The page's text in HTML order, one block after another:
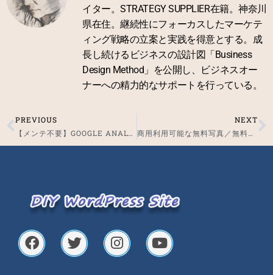
イター。STRATEGY SUPPLIER在籍。神奈川
県在住。継続性にフォーカスしたマーケテ
ィング戦略の立案と実践を得意とする。成
長し続けるビジネスの設計図「Business
Design Method」を公開し、ビジネスオー
ナーへの精力的なサポートを行っている。
Prev
PREVIOUS
【メンテ不要】GOOGLE ANALYTICSトラッキングID 設置方法
NEXT
商用利用可能な無料写真／無料イラスト素材サービス（現在3選）
a
c
w
i
n
s
o
u